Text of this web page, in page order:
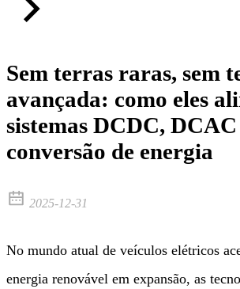
Sem terras raras, sem
avançada: como eles
sistemas DCDC,
conversão de energia
2025-12-31
No mundo atual de veículos elétricos
energia renovável em expansão, as